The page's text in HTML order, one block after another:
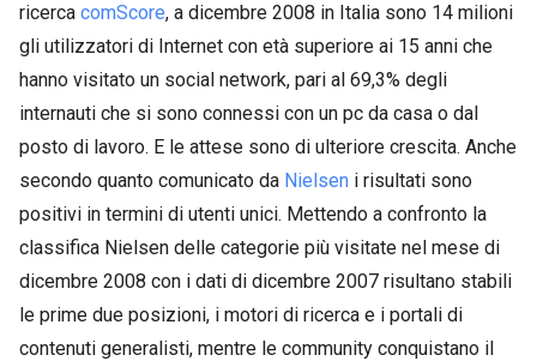
ricerca comScore, a dicembre 2008 in Italia sono 14 milioni
gli utilizzatori di Internet con età superiore ai 15 anni che
hanno visitato un social network, pari al 69,3% degli
internauti che si sono connessi con un pc da casa o dal
posto di lavoro. E le attese sono di ulteriore crescita. Anche
secondo quanto comunicato da Nielsen i risultati sono
positivi in termini di utenti unici. Mettendo a confronto la
classifica Nielsen delle categorie più visitate nel mese di
dicembre 2008 con i dati di dicembre 2007 risultano stabili
le prime due posizioni, i motori di ricerca e i portali di
contenuti generalisti, mentre le community conquistano il